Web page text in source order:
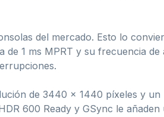
del mercado. Esto lo
1 ms MPRT y su frecuencia
de 3440 x 1440 píxeles y
600 Ready y GSync le añaden